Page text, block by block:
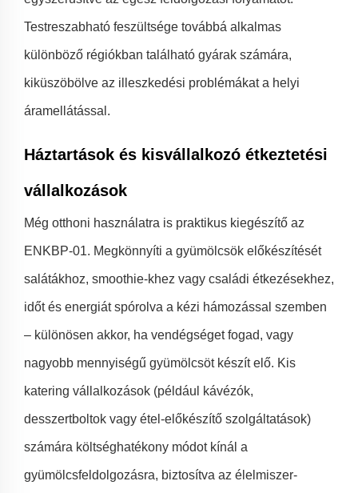
Testreszabható feszültsége továbbá alkalmas
különböző régiókban található gyárak számára,
kiküszöbölve az illeszkedési problémákat a helyi
áramellátással.
Háztartások és kisvállalkozó étkeztetési
vállalkozások
Még otthoni használatra is praktikus kiegészítő az
ENKBP-01. Megkönnyíti a gyümölcsök előkészítését
salátákhoz, smoothie-khez vagy családi étkezésekhez,
időt és energiát spórolva a kézi hámozással szemben
– különösen akkor, ha vendégséget fogad, vagy
nagyobb mennyiségű gyümölcsöt készít elő. Kis
katering vállalkozások (például kávézók,
desszertboltok vagy étel-előkészítő szolgáltatások)
számára költséghatékony módot kínál a
gyümölcsfeldolgozásra, biztosítva az élelmiszer-